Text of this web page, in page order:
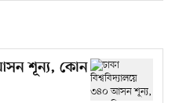
আসন শূন্য, কোন